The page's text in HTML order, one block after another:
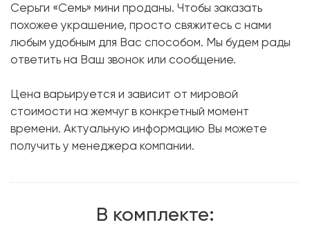
Форма:
Круглая
Бриллиант:
6 шт. 0.50 карат.
Форма огранки:
Металл: Белое золото, 750 проба
Серьги «Семь» мини проданы. Чтобы заказать
похожее украшение, просто свяжитесь с нами
любым удобным для Вас способом. Мы будем рады
ответить на Ваш звонок или сообщение.
Цена варьируется и зависит от мировой
стоимости на жемчуг в конкретный момент
времени. Актуальную информацию Вы можете
получить у менеджера компании.
В комплекте: